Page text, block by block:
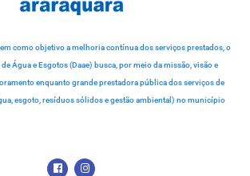
como objetivo a melhoria contínua dos serviços prestados, o
Água e Esgotos (Daae) busca, por meio da missão, visão e
enquanto grande prestadora pública dos serviços de
esgoto, resíduos sólidos e gestão ambiental) no município